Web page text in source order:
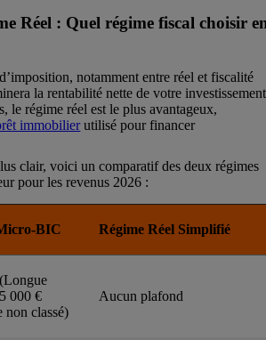
Réel : Quel régime fiscal choisir
notamment entre réel et fiscalité
la rentabilité nette de votre
le régime réel est le plus avantageux,
immobilierutilisé pour financer
clair, voici un comparatif des deux régimes
pour les revenus 2026 :
BIC Régime Réel Simplifié
000 €
non classé)
Aucun plafond